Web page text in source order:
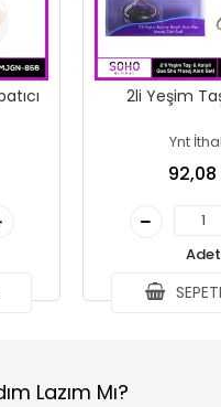
2li Yeşim
Ynt
92,08
Adet
Lazım Mı?